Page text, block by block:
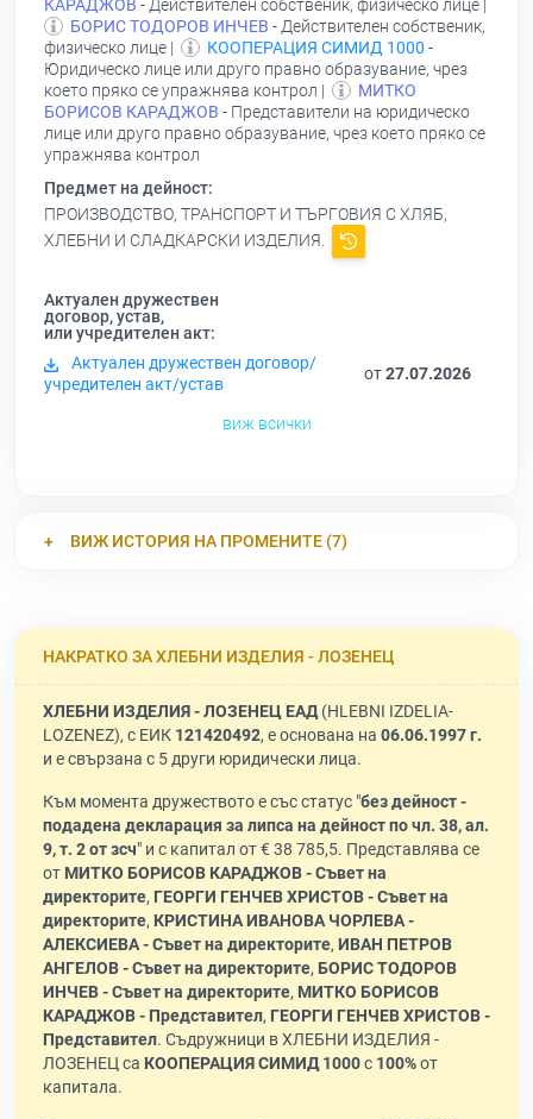
КАРАДЖОВ - Действителен собственик, физическо лице |
БОРИС ТОДОРОВ ИНЧЕВ - Действителен собственик,
физическо лице |
КООПЕРАЦИЯ СИМИД 1000 -
Юридическо лице или друго правно образувание, чрез
което пряко се упражнява контрол |
МИТКО
БОРИСОВ КАРАДЖОВ - Представители на юридическо
лице или друго правно образувание, чрез което пряко се
упражнява контрол
Предмет на дейност:
ПРОИЗВОДСТВО, ТРАНСПОРТ И ТЪРГОВИЯ С ХЛЯБ,
ХЛЕБНИ И СЛАДКАРСКИ ИЗДЕЛИЯ.
Актуален дружествен
договор, устав,
или учредителен акт:
Актуален дружествен договор/
учредителен акт/устав
от27.07.2026
виж всички
ВИЖ ИСТОРИЯ НА ПРОМЕНИТЕ (7)
НАКРАТКО ЗА ХЛЕБНИ ИЗДЕЛИЯ - ЛОЗЕНЕЦ
ХЛЕБНИ ИЗДЕЛИЯ - ЛОЗЕНЕЦ ЕАД(HLEBNI IZDELIA-
LOZENEZ), с ЕИК 121420492, е основана на 06.06.1997 г.
и е свързана с 5 други юридически лица.
Към момента дружеството е със статус "без дейност -
подадена декларация за липса на дейност по чл. 38, ал.
9, т. 2 от зсч" и с капитал от € 38 785,5. Представлява се
от МИТКО БОРИСОВ КАРАДЖОВ - Съвет на
директорите, ГЕОРГИ ГЕНЧЕВ ХРИСТОВ - Съвет на
директорите, КРИСТИНА ИВАНОВА ЧОРЛЕВА -
АЛЕКСИЕВА - Съвет на директорите, ИВАН ПЕТРОВ
АНГЕЛОВ - Съвет на директорите, БОРИС ТОДОРОВ
ИНЧЕВ - Съвет на директорите, МИТКО БОРИСОВ
КАРАДЖОВ - Представител, ГЕОРГИ ГЕНЧЕВ ХРИСТОВ -
Представител. Съдружници в ХЛЕБНИ ИЗДЕЛИЯ -
ЛОЗЕНЕЦ са КООПЕРАЦИЯ СИМИД 1000с 100%от
капитала.